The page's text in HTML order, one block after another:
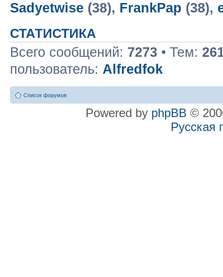
Sadyetwise (38), FrankPap (38),
СТАТИСТИКА
Всего сообщений: 7273 • Тем:
пользователь: Alfredfok
Список форумов
Powered by phpBB ©
Русская